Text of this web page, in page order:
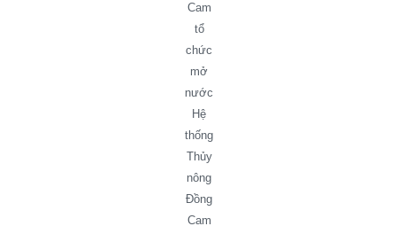
Cam
tổ
chức
mở
nước
Hệ
thống
Thủy
nông
Đồng
Cam